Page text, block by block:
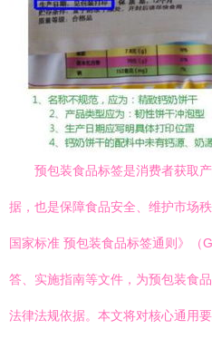
预包装食品标签是消费者获取
据，也是保障食品安全、维护市场
国家标准 预包装食品标签通则》（
答、实施指南等文件，为预包装食
法律法规依据。本文将对核心通用